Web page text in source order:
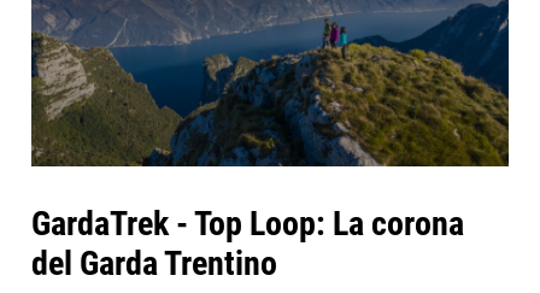
GardaTrek - Top Loop: La corona
del Garda Trentino